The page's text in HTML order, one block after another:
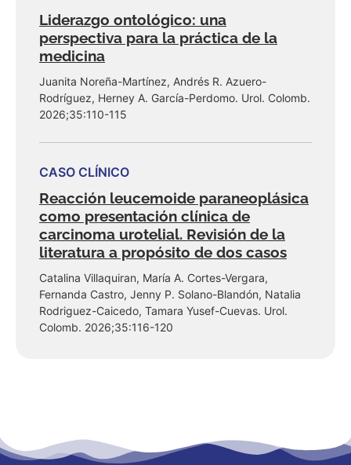
Liderazgo ontológico: una
perspectiva para la práctica de la
medicina
Juanita Noreña-Martínez, Andrés R. Azuero-
Rodríguez, Herney A. García-Perdomo. Urol. Colomb.
2026;35:110-115
CASO CLÍNICO
Reacción leucemoide paraneoplásica
como presentación clínica de
carcinoma urotelial. Revisión de la
literatura a propósito de dos casos
Catalina Villaquiran, María A. Cortes-Vergara,
Fernanda Castro, Jenny P. Solano-Blandón, Natalia
Rodriguez-Caicedo, Tamara Yusef-Cuevas. Urol.
Colomb. 2026;35:116-120